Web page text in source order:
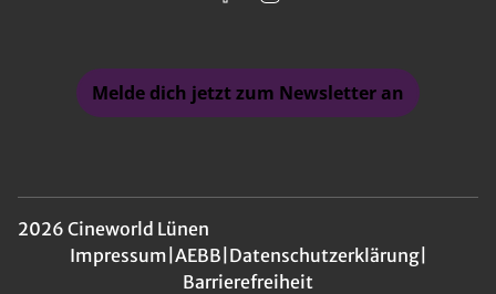
Melde dich jetzt zum Newsletter an
2026 Cineworld Lünen
Impressum AEBB Datenschutzerklärung|
Barrierefreiheit